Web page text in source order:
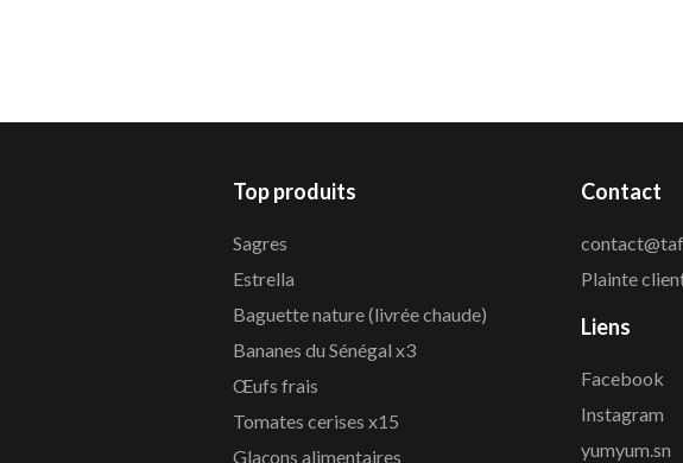
Top produits
Sagres
Estrella
Baguette nature (livrée chaude)
Bananes du Sénégal x3
Œufs frais
Tomates cerises x15
Glaçons alimentaires
Contact
Plainte
Liens
Facebook
Instagram
yumyum.sn